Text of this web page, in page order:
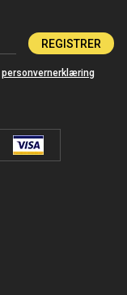
REGISTRER
personvernerklæring